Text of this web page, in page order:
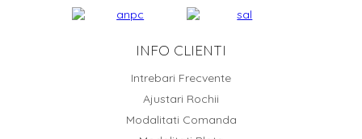
INFO CLIENTI
Intrebari Frecvente
Ajustari Rochii
Modalitati Comanda